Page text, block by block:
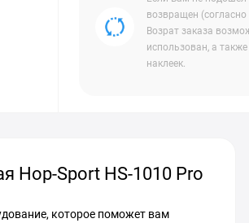
возвращен
Возрат заказа
использован, а
наклеек.
Hop-Sport HS-1010 Pro
которое поможет вам